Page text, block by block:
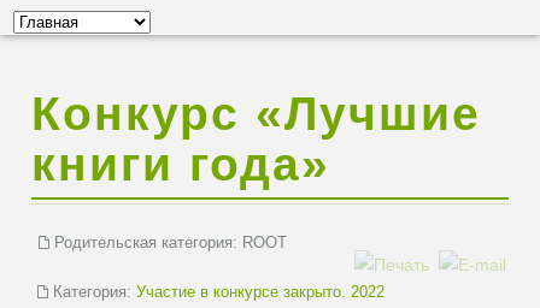
Конкурс «Лучшие
книги года»
Родительская категория: ROOT
Категория:Участие в конкурсе закрыто. 2022